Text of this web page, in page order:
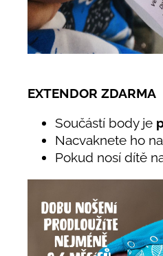
EXTENDOR ZDARMA
Součástí body je
Nacvaknete ho
Pokud nosí dítě